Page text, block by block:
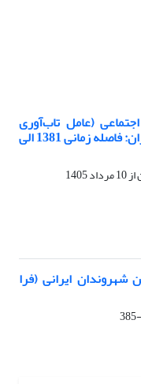
(عامل تاب‌آوری
اجتماعی) و احساس آنومی اجتماعی در ایران: فاصله زمانی 1381 الی
از10 مرداد 1405
شهروندان ایرانی (فرا